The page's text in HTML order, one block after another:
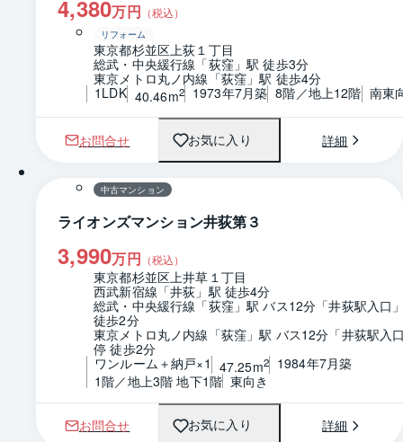
4,380万円 （税込）
リフォーム
東京都杉並区上荻１丁目
総武・中央緩行線「荻窪」駅 徒歩3分
東京メトロ丸ノ内線「荻窪」駅 徒歩4分
1LDK 40.46m2 1973年7月築 8階／地上12階 南東
お問合せ お気に入り 詳細
1 / 0 間取り
中古マンション
ライオンズマンション井荻第３
3,990万円 （税込）
東京都杉並区上井草１丁目
西武新宿線「井荻」駅 徒歩4分
総武・中央緩行線「荻窪」駅 バス12分「井荻駅入口
徒歩2分
東京メトロ丸ノ内線「荻窪」駅 バス12分「井荻駅入
停 徒歩2分
ワンルーム＋納戸×1 47.25m2
1984年7月築
1階／地上3階 地下1階 東向き
お問合せ お気に入り 詳細
1 / 0 間取り